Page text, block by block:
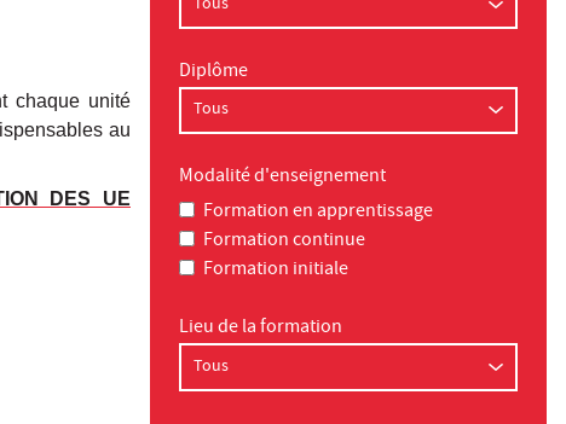
chaque unité
au
DES UE
Diplôme
Modalité d'enseignement
Formation en apprentissage
Formation continue
Formation initiale
Lieu de la formation